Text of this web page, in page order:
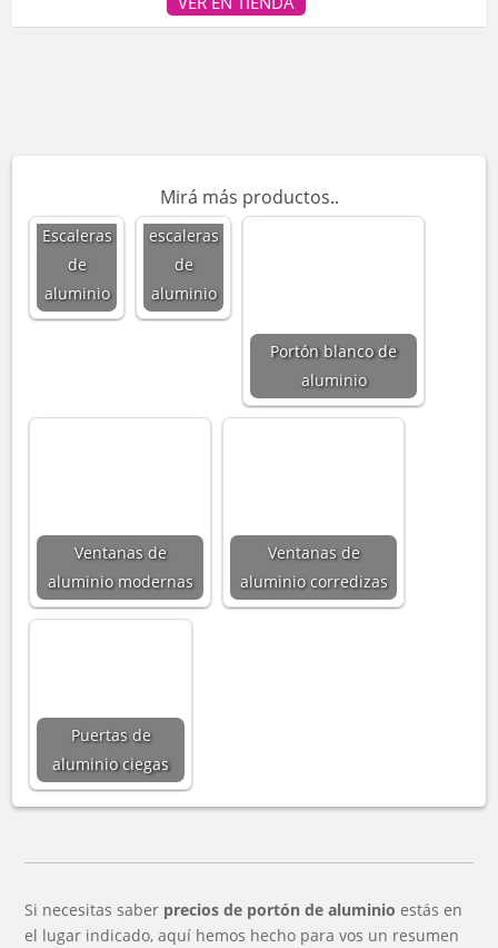
Mirá más productos..
Escaleras
de
aluminio
de
escaleras
de
aluminio
Portón blanco de
aluminio
Ventanas de
aluminio modernas
Ventanas de
aluminio corredizas
Puertas de
aluminio ciegas
Si necesitas saber precios de portón de aluminio estás en
el lugar indicado, aquí hemos hecho para vos un resumen